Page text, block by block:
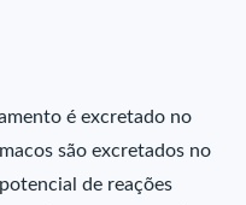
é excretado no
são excretados no
de reações